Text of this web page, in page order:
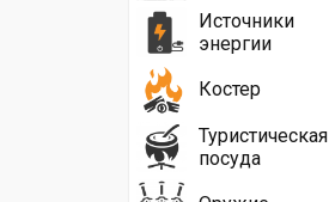
Источники
энергии
Костер
Туристическая
посуда